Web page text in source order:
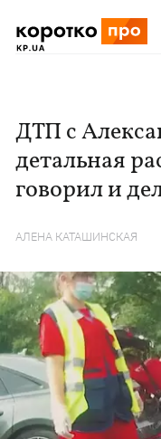
ДТП с
детальная
говорил и
АЛЕНА КАТАШИНСКАЯ